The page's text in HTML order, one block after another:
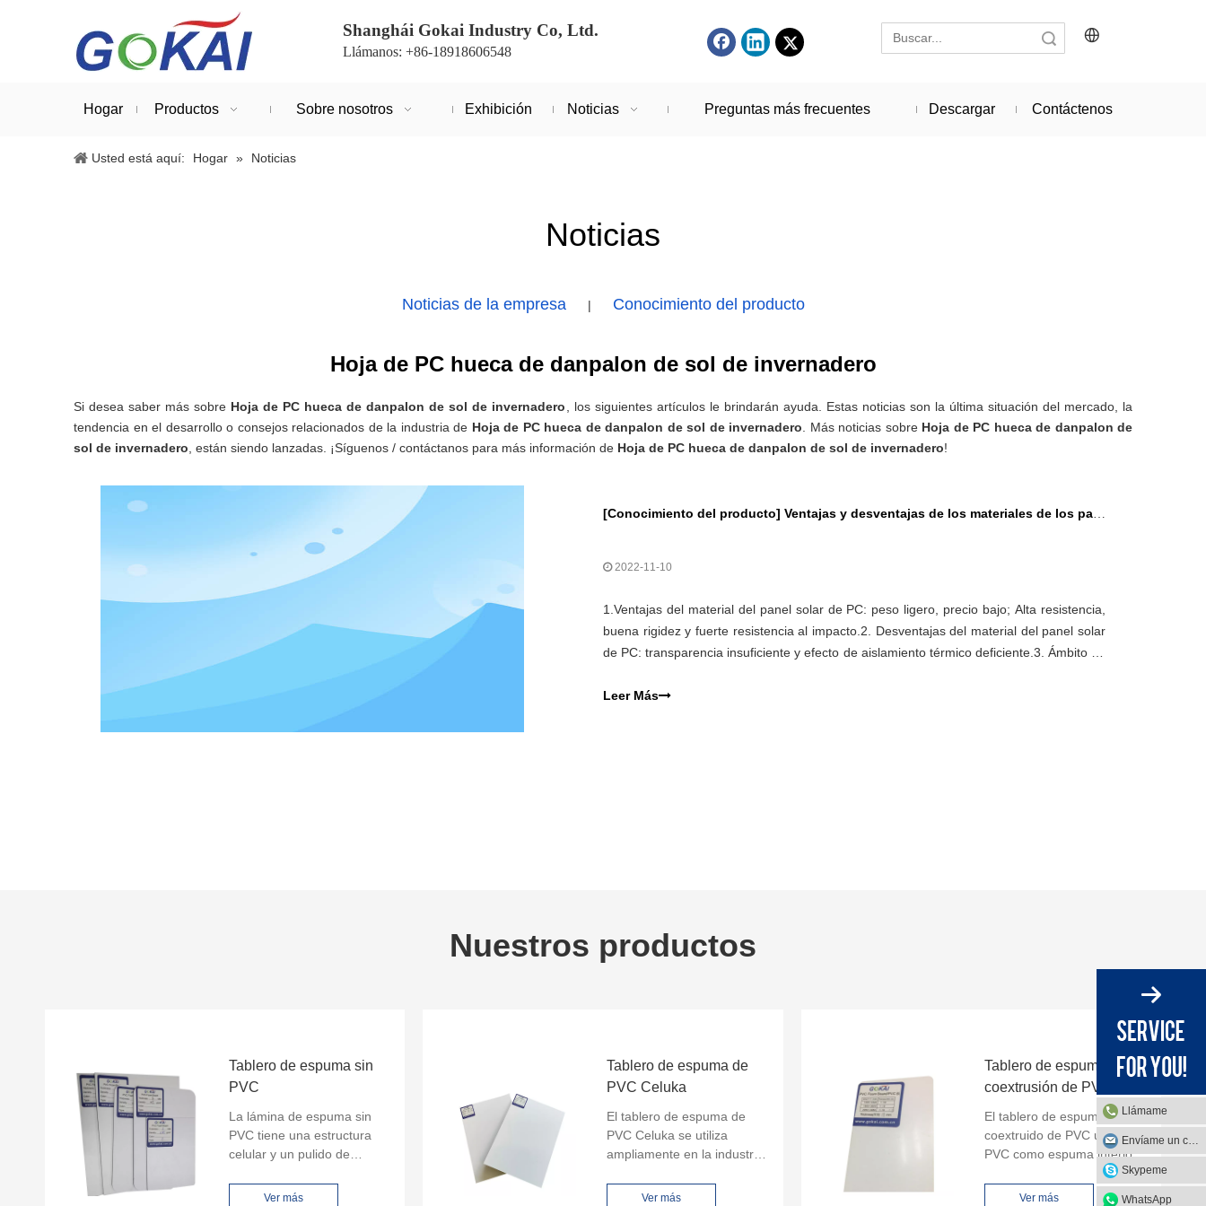
Shanghái Gokai Industry Co, Ltd.
Llámanos: +86-18918606548
Hogar Productos Sobre nosotros Exhibición Noticias Preguntas más frecuentes Descargar Contáctenos
Usted está aquí: Hogar » Noticias
Noticias
Noticias de la empresa | Conocimiento del producto
Hoja de PC hueca de danpalon de sol de invernadero
Si desea saber más sobre Hoja de PC hueca de danpalon de sol de invernadero , los siguientes artículos le brindarán ayuda. Estas noticias son la última situación del mercado, la
tendencia en el desarrollo o consejos relacionados de la industria de Hoja de PC hueca de danpalon de sol de invernadero . Más noticias sobre Hoja de PC hueca de danpalon de
sol de invernadero , están siendo lanzadas. ¡Síguenos / contáctanos para más información de Hoja de PC hueca de danpalon de sol de invernadero!
[Conocimiento del producto] Ventajas y desventajas de los materiales de los paneles solares de PC！
2022-11-10
1.Ventajas del material del panel solar de PC: peso ligero, precio bajo; Alta resistencia,
buena rigidez y fuerte resistencia al impacto.2. Desventajas del material del panel solar
de PC: transparencia insuficiente y efecto de aislamiento térmico deficiente.3. Ámbito de
Leer Más
Nuestros productos
Tablero de espuma sin
PVC
La lámina de espuma sin
PVC tiene una estructura
celular y un pulido de
convierte en una opción
Ver más
Tablero de espuma de
PVC Celuka
El tablero de espuma de
PVC Celuka se utiliza
ampliamente en la industria
la publicidad y aplicaciones
Ver más
Tablero de espuma de
coextrusión de PVC
El tablero de espuma
coextruido de PVC utiliza
PVC como espuma interior,
el exterior también es
enchapado de PVC, por lo
Ver más
Llámame
Envíame un correo
Skypeme
WhatsApp